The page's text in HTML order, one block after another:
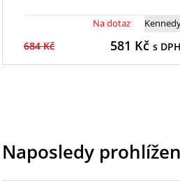
Na dotaz
684 Kč 581 Kč s DPH
Naposledy